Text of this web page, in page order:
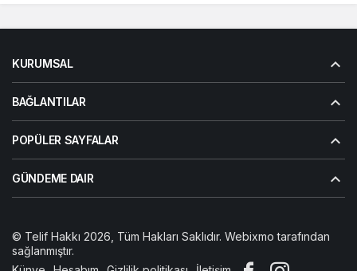
KURUMSAL
BAĞLANTILAR
POPÜLER SAYFALAR
GÜNDEME DAIR
© Telif Hakkı 2026, Tüm Hakları Saklıdır. Webixmo tarafından
sağlanmıştır.